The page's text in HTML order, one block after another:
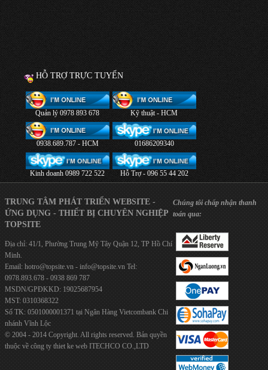
HỖ TRỢ TRỰC TUYẾN
Quản lý 0978 893 678 Kỹ thuật - HCM
0938.689.787 - HCM 01686209340
Kinh doanh 0989 722 522 Hỗ Trợ - 096 55 44 202
TRUNG TÂM PHÁT TRIỂN WEBSITE -
ỨNG DỤNG - THIẾT BỊ CHUYÊN NGHIỆP
TOPSITE
Địa chỉ: 41/1, Phường Trung Mỹ Tây Quận 12, TP Hồ Chí
Minh.
Email: hotro@topsite.vn - info@topsite.vn Tel:
0978.893.678 - 0938 869 787
MSDN/GPĐKKD: 19025687954
MST: 0310368322
Số TK: 0501000001371 tại Ngân Hàng Vietcombank Chi
nhánh Vĩnh Lộc
© 2004 - 2014 Copyright. All rights reserved. Bản quyền
thuộc về công ty thiet ke web ITECHCO CO.,LTD
Chúng tôi chấp nhận thanh
toán qua: